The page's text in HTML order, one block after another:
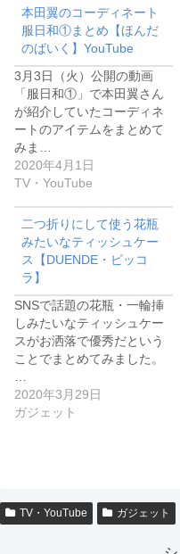
本田翼のコーディネート
服日和①まとめ【ほんだ
のばいく】YouTube
3月3日（火）公開の動画
「服日和①」で本田翼さん
が紹介していたコーディネ
ートのアイテムをまとめて
みま…
2020年4月1日
TV・YouTube
二つ折りにして使う花瓶
みたいなティッシュケー
ス【DUENDE・ピッコ
ラ】
SNSで話題の花瓶・一輪挿
しみたいなティッシュケー
スがお洒落で優秀だという
ことでまとめてみました。
2020年3月29日
ガジェット
TV・YouTube ガジェット